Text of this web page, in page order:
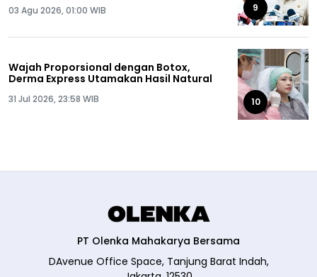
03 Agu 2026, 01:00 WIB 9
Wajah Proporsional dengan Botox,
Derma Express Utamakan Hasil Natural
31 Jul 2026, 23:58 WIB 10
PT Olenka Mahakarya Bersama
DAvenue Office Space, Tanjung Barat Indah,